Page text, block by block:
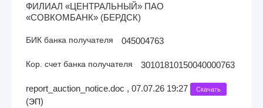
ФИЛИАЛ «ЦЕНТРАЛЬНЫЙ» ПАО
«СОВКОМБАНК» (БЕРДСК)
БИК банка получателя 045004763
Кор. счет банка получателя 30101810150040000763
report_auction_notice.doc , 07.07.26 19:27 Скачать
(ЭП)